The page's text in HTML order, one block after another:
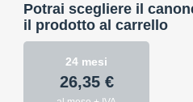
Potrai scegliere il
il prodotto al carrello
24 mesi
26,35 €